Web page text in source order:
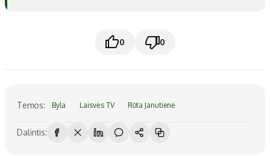
0 0
Temos: Byla Laisvės TV Rūta Janutienė
Dalintis: